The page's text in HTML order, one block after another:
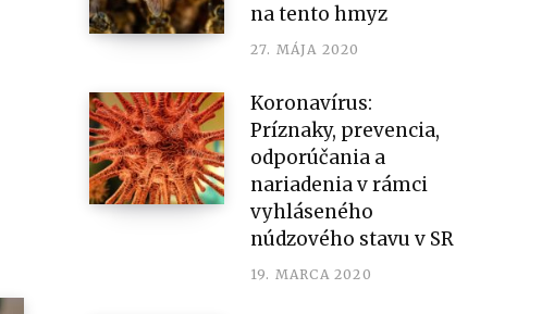
na tento hmyz
27. MÁJA 2020
Koronavírus:
Príznaky, prevencia,
odporúčania a
nariadenia v rámci
vyhláseného
núdzového stavu v SR
19. MARCA 2020